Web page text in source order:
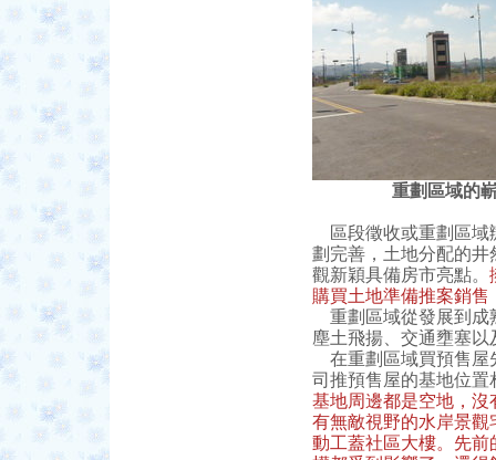
重劃區域的
區段徵收或重劃區域
劃完善，土地分配的
觀新穎具備房市亮點。
購買土地準備推案銷
重劃區域從發展到成
塵土飛揚、交通壅塞
在重劃區域買預售屋
司推預售屋的基地位置
基地周邊都是空地，
有無敵視野的水岸景
動工蓋社區大樓。先